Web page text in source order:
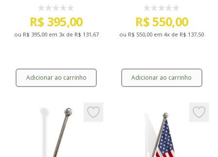
R$ 395,00
ou R$ 395,00em 3x de R$ 131,67
Adicionar ao carrinhoMastro em Alumínio com Lança
R$ 550,00
ou R$ 550,00 em 4x de R$ 137,50
Adicionar ao carrinho
Kit Mastro em Aço
Add to favorites Add